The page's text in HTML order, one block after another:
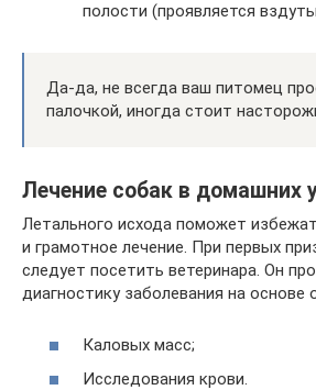
полости (проявляется
Да-да, не всегда ваш питомец
палочкой, иногда стоит
Лечение собак в домашних
Летального исхода поможет
и грамотное лечение. При первых
следует посетить ветеринара. Он
диагностику заболевания на основе
Каловых масс;
Исследования крови.